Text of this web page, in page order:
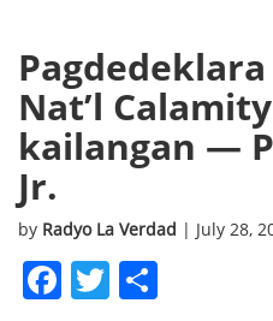
Nat’l
kailangan —
Jr.
by Radyo La Verdad | July 28,
Facebook
Twitter